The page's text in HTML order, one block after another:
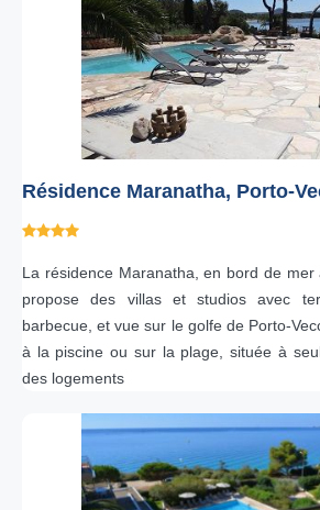
Résidence Maranatha, Porto-
La résidence Maranatha, en bord de mer
propose des villas et studios avec
barbecue, et vue sur le golfe de Porto-
à la piscine ou sur la plage, située à
des logements